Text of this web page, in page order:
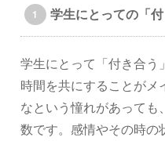
学生にとっての「付
学生にとって「付き合う
時間を共にすることが
なという憧れがあって
数です。感情やその時の